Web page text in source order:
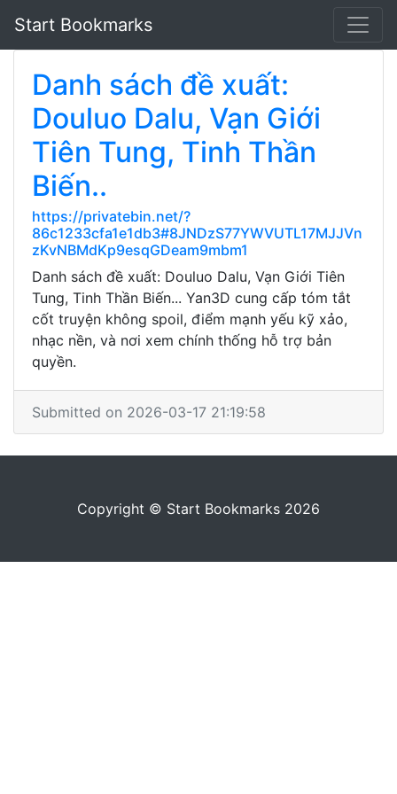
Start Bookmarks
Danh sách đề xuất:
Douluo Dalu, Vạn Giới
Tiên Tung, Tinh Thần
Biến..
https://privatebin.net/?
86c1233cfa1e1db3#8JNDzS77YWVUTL17MJJVn
zKvNBMdKp9esqGDeam9mbm1
Danh sách đề xuất: Douluo Dalu, Vạn Giới Tiên
Tung, Tinh Thần Biến... Yan3D cung cấp tóm tắt
cốt truyện không spoil, điểm mạnh yếu kỹ xảo,
nhạc nền, và nơi xem chính thống hỗ trợ bản
quyền.
Submitted on 2026-03-17 21:19:58
Copyright © Start Bookmarks 2026